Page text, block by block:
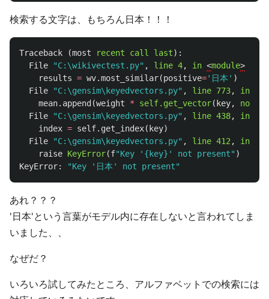
検索する文字は、もちろん日本！！！
Traceback (most recent call last):
File
"C:\wikivectest.py" , line 4, in <module>
results = wv.most_similar(positive='日本' )
File
"C:\gensim\keyedvectors.py" , line 773, in
mean.append (weight * self.get_vector( key, norm
File
"C:\gensim\keyedvectors.py" , line 438, in
index = self.get_index( key)
File
"C:\gensim\keyedvectors.py" , line 412, in
raise KeyError(f"Key '{key}' not present" )
KeyError:
"Key '日本' not present"
あれ？？？
'日本'という言葉がモデル内に存在しないと言われてしま
いました、、
なぜだ？
いろいろ試してみたところ、アルファベットでの検索には